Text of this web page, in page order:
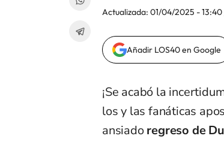
Actualizada: 01/04/2025 - 13:40
Añadir LOS40 en Google
¡Se acabó la
los y las fanáticas
ansiadoregreso de